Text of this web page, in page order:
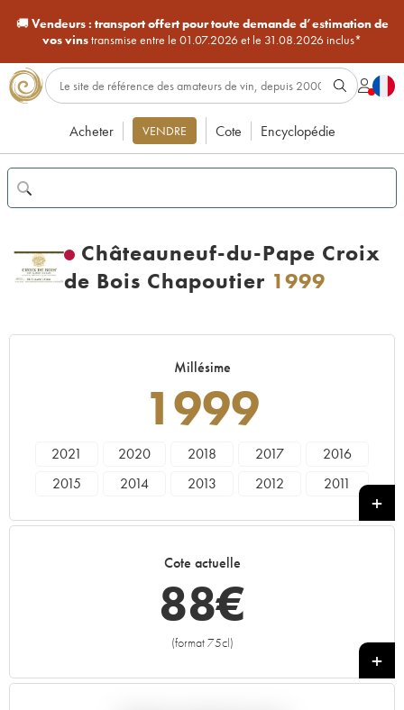
🚚Vendeurs : transport offert pour toute demande d’estimation de
vos vinstransmise entre le 01.07.2026 et le 31.08.2026 inclus*
Acheter VENDRE Cote Encyclopédie
Châteauneuf-du-Pape Croix
de Bois Chapoutier 1999
Millésime
1999
2021 2020 2018 2017
2016
2015
2014 2013 2012
2011
1998
Cote actuelle
88€
(format 75cl)
+